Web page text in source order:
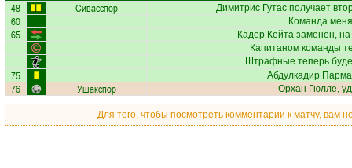
48 Сивасспор Димитрис Гутасполучает
60 Команда
65 Кадер Кейта заменен,
Капитаном команды
Штрафные теперь
75 Абдулкадир
76 Ушакспор Орхан Гюлле,
Для того, чтобы посмотреть комментарии к матчу, вам